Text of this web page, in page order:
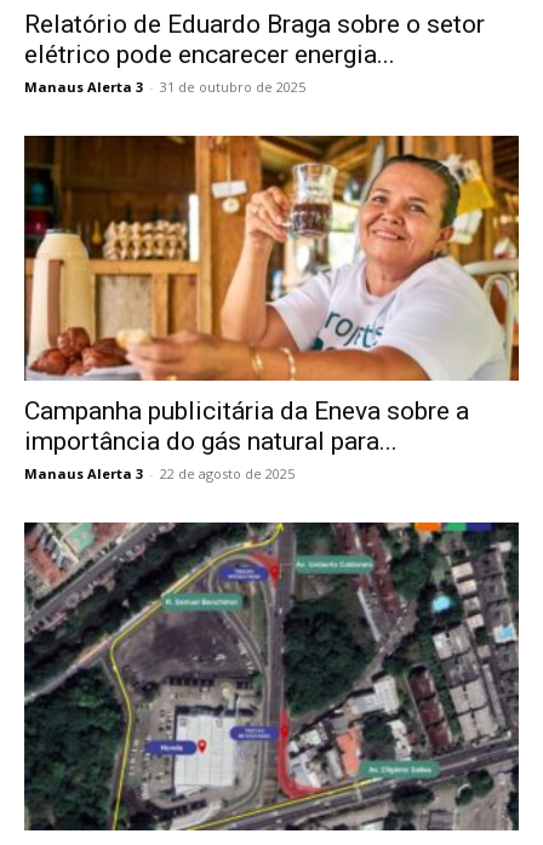
Relatório de Eduardo Braga sobre o setor
elétrico pode encarecer energia...
Manaus Alerta 3 - 31 de outubro de 2025
Campanha publicitária da Eneva sobre a
importância do gás natural para...
Manaus Alerta 3 - 22 de agosto de 2025